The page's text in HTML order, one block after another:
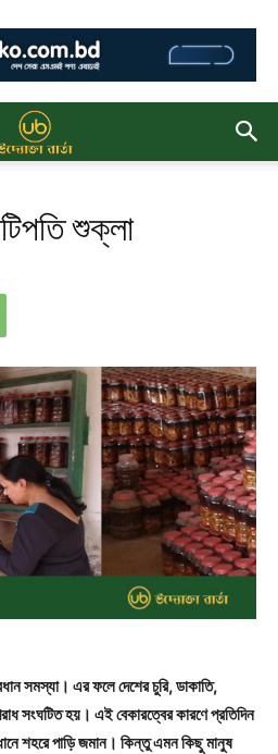
শুক্লা
সমস্যা। এর ফলে দেশের চুরি, ডাকাতি,
সংঘটিত হয়। এই বেকারত্বের কারণে প্রতিদিন
শহরে পাড়ি জমান। কিন্তু এমন কিছু মানুষ